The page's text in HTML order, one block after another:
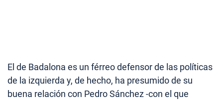
El de Badalona es un férreo defensor de las políticas
de la izquierda y, de hecho, ha presumido de su
buena relación con Pedro Sánchez -con el que